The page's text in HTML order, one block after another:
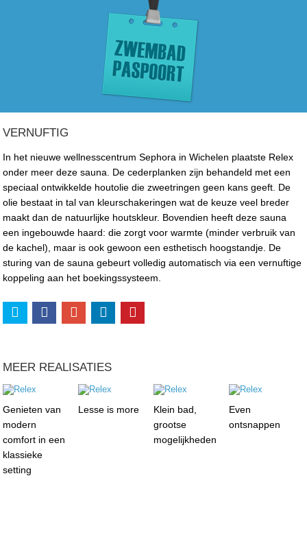
VERNUFTIG
In het nieuwe wellnesscentrum Sephora in Wichelen plaatste Relex
onder meer deze sauna. De cederplanken zijn behandeld met een
speciaal ontwikkelde houtolie die zweetringen geen kans geeft. De
olie bestaat in tal van kleurschakeringen wat de keuze veel breder
maakt dan de natuurlijke houtskleur. Bovendien heeft deze sauna
een ingebouwde haard: die zorgt voor warmte (minder verbruik van
de kachel), maar is ook gewoon een esthetisch hoogstandje. De
sturing van de sauna gebeurt volledig automatisch via een vernuftige
koppeling aan het boekingssysteem.
MEER REALISATIES
Genieten van
modern
comfort in een
klassieke
setting
Lesse is more
Klein bad,
grootse
mogelijkheden
Even
ontsnappen